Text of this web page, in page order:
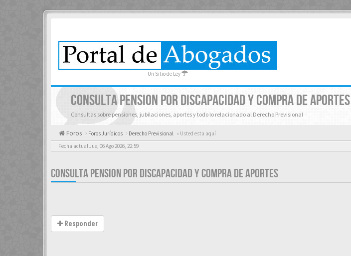
Un Sitio de Ley
CONSULTA PENSION POR DISCAPACIDAD Y COMPRA DE APORTES
Consultas sobre pensiones, jubilaciones, aportes y todo lo relacionado al Derecho Previsional
Foros Foros Jurídicos Derecho Previsional « Usted esta aquí
Fecha actual Jue, 06 Ago 2026, 22:59
CONSULTA PENSION POR DISCAPACIDAD Y COMPRA DE APORTES
Responder